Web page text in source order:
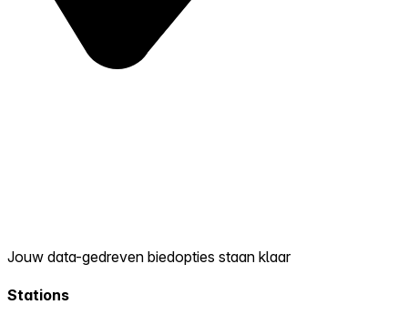
Jouw data-gedreven biedopties staan klaar
Stations